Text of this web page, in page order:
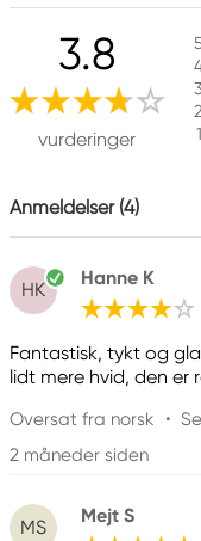
Ansvarlig EU
Daler-Rowney
FILA S.p.A Via XXV
Aprile 5
20016 Pero (MI)
3.8
vurderinger
5
3
2
1
Anmeldelser (4)
HK
Hanne K
Fantastisk, tykt og
lidt mere hvid, den er
Oversat fra norsk •
2 måneder siden
MS
Mejt S